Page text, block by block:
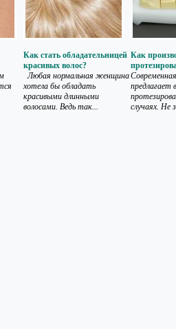
Как стать обладательницей
красивых волос?
Любая нормальная женщина
хотела бы обладать
красивыми длинными
волосами. Ведь так...
Как
предлагает
случаях. Не